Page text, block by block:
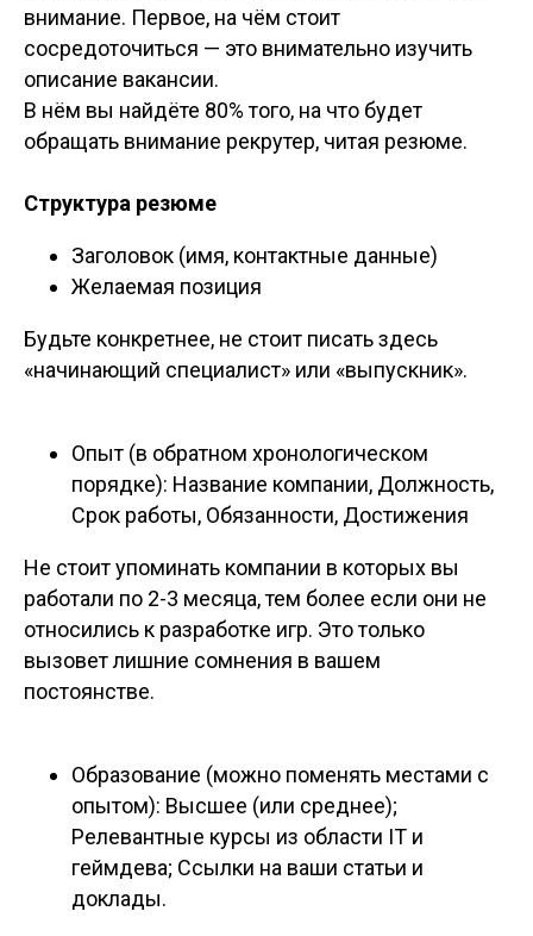
внимание. Первое, на чём стоит
сосредоточиться — это внимательно изучить
описание вакансии.
В нём вы найдёте 80% того, на что будет
обращать внимание рекрутер, читая резюме.
Структура резюме
Заголовок (имя, контактные данные)
Желаемая позиция
Будьте конкретнее, не стоит писать здесь
«начинающий специалист» или «выпускник».
Опыт (в обратном хронологическом
порядке): Название компании, Должность,
Срок работы, Обязанности, Достижения
Не стоит упоминать компании в которых вы
работали по 2-3 месяца, тем более если они не
относились к разработке игр. Это только
вызовет лишние сомнения в вашем
постоянстве.
Образование (можно поменять местами с
опытом): Высшее (или среднее);
Релевантные курсы из области IT и
геймдева; Ссылки на ваши статьи и
доклады.